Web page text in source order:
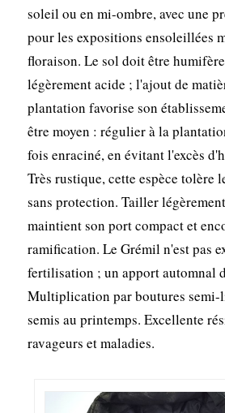
soleil ou en mi-ombre, avec une
pour les expositions ensoleillées
floraison. Le sol doit être
légèrement acide ; l'ajout de
plantation favorise son
être moyen : régulier à la
fois enraciné, en évitant l'excès
Très rustique, cette espèce tolère
sans protection. Tailler
maintient son port compact et
ramification. Le Grémil n'est pas
fertilisation ; un apport automnal
Multiplication par boutures semi-
semis au printemps. Excellente
ravageurs et maladies.